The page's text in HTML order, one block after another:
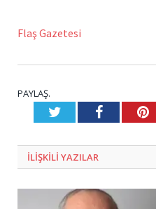
Flaş Gazetesi
PAYLAŞ.
TwitterFacebook
ILIŞKILI YAZILAR